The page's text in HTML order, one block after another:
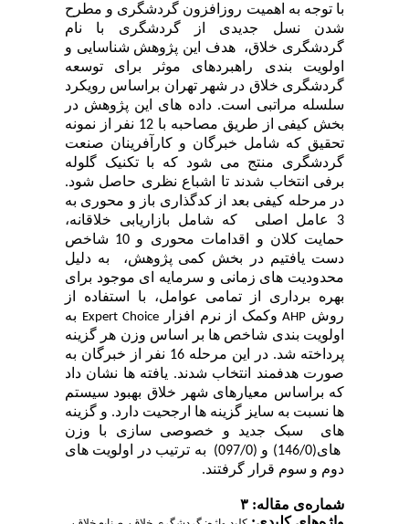
با توجه به اهمیت روزافزون گردشگری و مطرح
شدن نسل جدیدی از گردشگری با نام
گردشگری خلاق، هدف این پژوهش شناسایی و
اولویت بندی راهبردهای موثر برای توسعه
گردشگری خلاق در شهر تهران براساس رویکرد
سلسله مراتبی است. داده های این پژوهش در
بخش کیفی از طریق مصاحبه با 12 نفر از نمونه
تحقیق که شامل خبرگان و کارآفرینان صنعت
گردشگری منتج می شود که با تکنیک گلوله
برفی انتخاب شدند تا اشباع نظری حاصل شود.
در مرحله کیفی بعد از کدگذاری باز و محوری به
3 عامل اصلی که شامل بازاریابی خلاقانه،
حمایت کلان و اقدامات محوری و 10 شاخص
دست یافتیم در بخش کمی پژوهش، به دلیل
محدودیت های زمانی و سرمایه ای موجود برای
بهره برداری از تمامی عوامل، با استفاده از
روش AHP وکمک از نرم افزارExpert Choice به
اولویت بندی شاخص ها بر اساس وزن هر گزینه
پرداخته شد. در این مرحله 16 نفر از خبرگان به
صورت هدفمند انتخاب شدند. یافته ها نشان داد
که براساس معیارهای شهر خلاق بهبود سیستم
ها نسبت به سایز گزینه ها ارجحیت دارد. و گزینه
های سبک جدید و خصوصی سازی با وزن
های(146/0) و (097/0) به ترتیب در اولویت های
دوم و سوم قرار گرفتند.
شماره‌ی مقاله: ۳